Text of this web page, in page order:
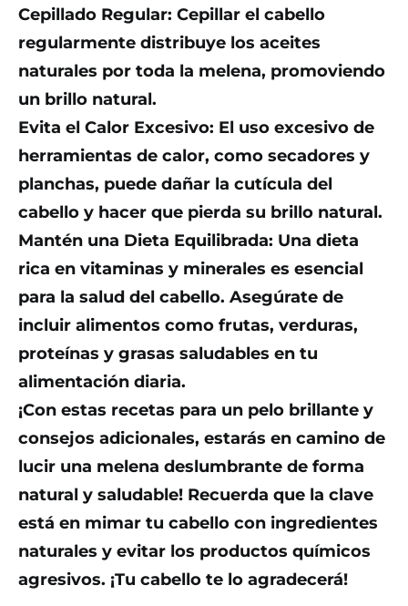
Cepillado Regular: Cepillar el cabello
regularmente distribuye los aceites
naturales por toda la melena, promoviendo
un brillo natural.
Evita el Calor Excesivo: El uso excesivo de
herramientas de calor, como secadores y
planchas, puede dañar la cutícula del
cabello y hacer que pierda su brillo natural.
Mantén una Dieta Equilibrada: Una dieta
rica en vitaminas y minerales es esencial
para la salud del cabello. Asegúrate de
incluir alimentos como frutas, verduras,
proteínas y grasas saludables en tu
alimentación diaria.
¡Con estas recetas para un pelo brillante y
consejos adicionales, estarás en camino de
lucir una melena deslumbrante de forma
natural y saludable! Recuerda que la clave
está en mimar tu cabello con ingredientes
naturales y evitar los productos químicos
agresivos. ¡Tu cabello te lo agradecerá!